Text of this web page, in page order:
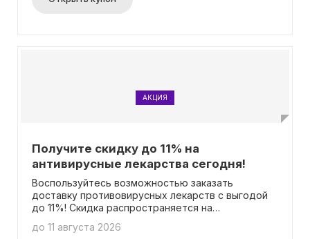
АКЦИЯ
Получите скидку до 11% на
антивирусные лекарства сегодня!
Воспользуйтесь возможностью заказать
доставку противовирусных лекарств с выгодой
до 11%! Скидка распространяется на
вводить промокод.
до 11 августа 2026